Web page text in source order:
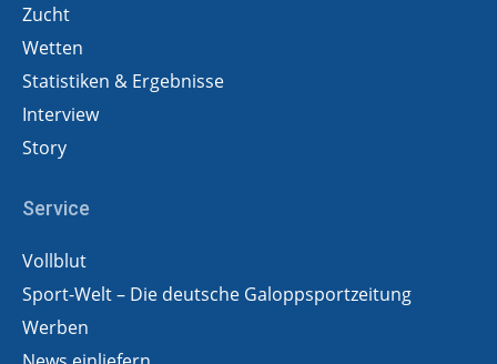
Zucht
Wetten
Statistiken & Ergebnisse
Interview
Story
Service
Vollblut
Sport-Welt – Die deutsche Galoppsportzeitung
Werben